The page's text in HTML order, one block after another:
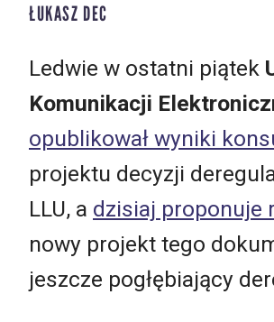
ŁUKASZ DEC
Ledwie w ostatni piątek
Komunikacji
opublikował wyniki
projektu decyzji
LLU, a dzisiaj proponuje
nowy projekt tego
jeszcze pogłębiający